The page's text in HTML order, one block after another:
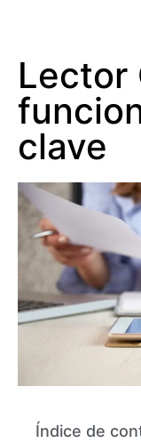
Lector
clave
Índice de